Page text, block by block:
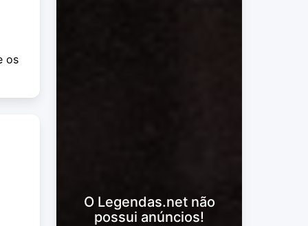
os
O Legendas.net não
possui anúncios!